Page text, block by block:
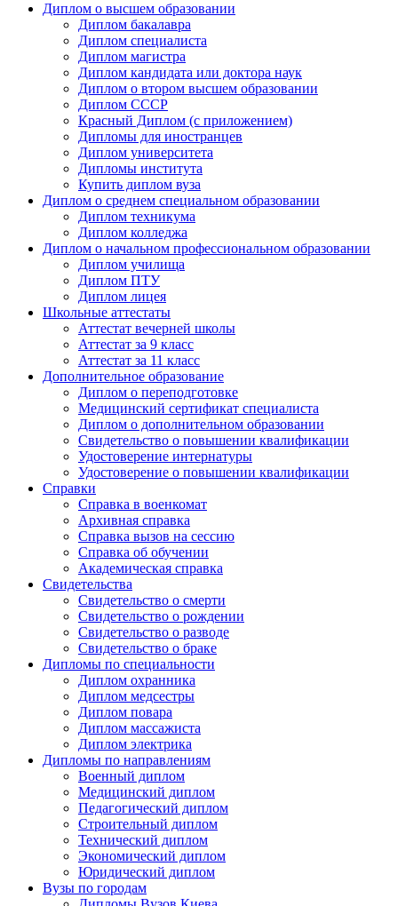
Диплом о высшем образовании
Диплом бакалавра
Диплом специалиста
Диплом магистра
Диплом кандидата или доктора наук
Диплом о втором высшем образовании
Диплом СССР
Красный Диплом (с приложением)
Дипломы для иностранцев
Диплом университета
Дипломы института
Купить диплом вуза
Диплом о среднем специальном образовании
Диплом техникума
Диплом колледжа
Диплом о начальном профессиональном oбразовании
Диплом училища
Диплом ПТУ
Диплом лицея
Школьные аттестаты
Аттестат вечерней школы
Аттестат за 9 класс
Аттестат за 11 класс
Дополнительное образование
Диплом о переподготовке
Медицинский сертификат специалиста
Диплом о дополнительном образовании
Свидетельство о повышении квалификации
Удостоверение интернатуры
Удостоверение о повышении квалификации
Справки
Справка в военкомат
Архивная справка
Справка вызов на сессию
Справка об обучении
Академическая справка
Свидетельства
Свидетельство о смерти
Свидетельство о рождении
Свидетельство о разводе
Свидетельство о браке
Дипломы по специальности
Диплом охранника
Диплом медсестры
Диплом повара
Диплом массажиста
Диплом электрика
Дипломы по направлениям
Военный диплом
Медицинский диплом
Педагогический диплом
Строительный диплом
Технический диплом
Экономический диплом
Юридический диплом
Вузы по городам